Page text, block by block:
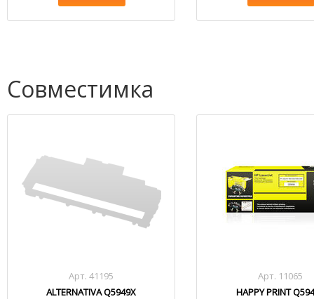
Совместимка
Арт. 41195
ALTERNATIVA Q5949X
Арт. 11065
HAPPY PRINT